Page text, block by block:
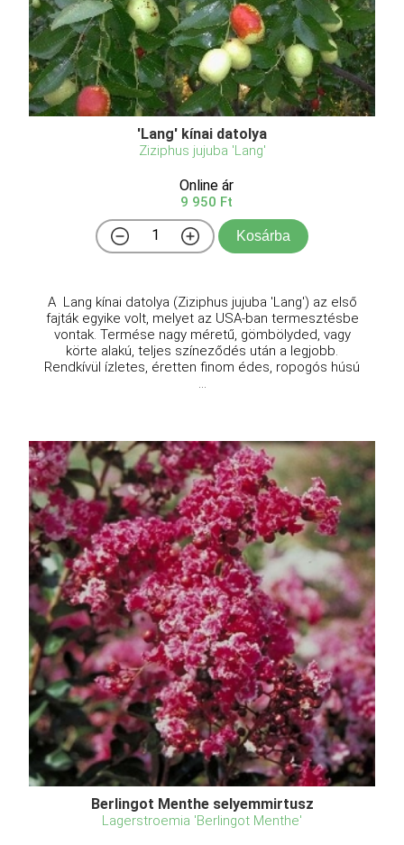
'Lang' kínai datolya
Ziziphus jujuba 'Lang'
Online ár
9 950 Ft
Kosárba
A Lang kínai datolya (Ziziphus jujuba 'Lang') az első
fajták egyike volt, melyet az USA-ban termesztésbe
vontak. Termése nagy méretű, gömbölyded, vagy
körte alakú, teljes színeződés után a legjobb.
Rendkívül ízletes, éretten finom édes, ropogós húsú
...
Berlingot Menthe selyemmirtusz
Lagerstroemia 'Berlingot Menthe'